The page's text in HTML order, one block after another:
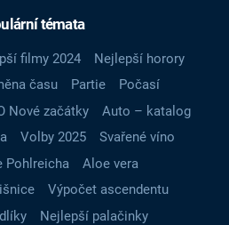
témata
filmy 2024
Nejlepší horory
času Partie
Počasí
Nové začátky
Auto – katalog
Volby 2025
Svařené víno
Pohlreicha
Aloe vera
Výpočet ascendentu
Nejlepší palačinky